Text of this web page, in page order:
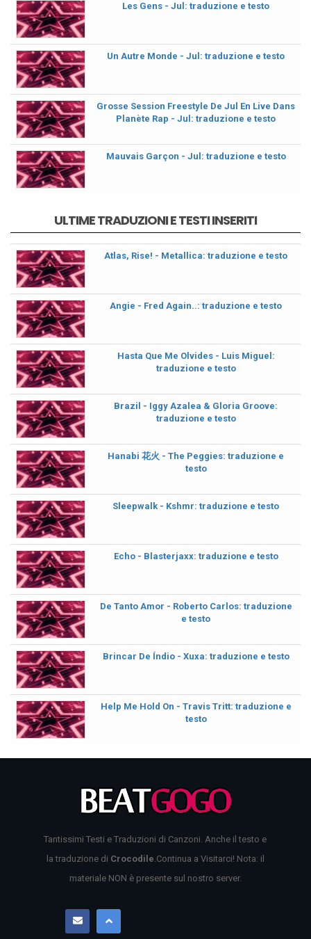
Les Gens - Jul: traduzione e testo
Un Autre Monde - Jul: traduzione e testo
Grosse Session Freestyle De Jul En Live Dans
Planète Rap - Jul: traduzione e testo
Mauvais Garçon - Jul: traduzione e testo
ULTIME TRADUZIONI E TESTI INSERITI
Atlas, Rise! - Metallica: traduzione e testo
Angie - Fred Again..: traduzione e testo
Hasta Que Me Olvides - Luis Miguel:
traduzione e testo
Brazil - Iggy Azalea & Gloria Groove:
traduzione e testo
Hanabi 花火 - The Peggies: traduzione e
testo
Sleepwalk - Kshmr: traduzione e testo
Echo - Blasterjaxx: traduzione e testo
De Tanto Amor - Roberto Carlos: traduzione
e testo
Brincar De Índio - Xuxa: traduzione e testo
Help Me Hold On - Travis Tritt: traduzione e
testo
Tantissimi Testi e Traduzioni di Canzoni. Anche il testo e
la traduzione di Crocodile.Continua a Visitarci! Nota: il
materiale NON è presente sul nostro server.